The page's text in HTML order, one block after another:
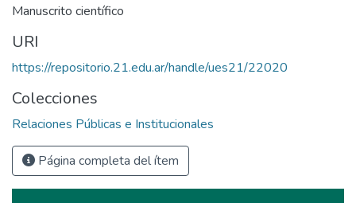
Manuscrito científico
URI
https://repositorio.21.edu.ar/handle/ues21/22020
Colecciones
Relaciones Públicas e Institucionales
Página completa del ítem